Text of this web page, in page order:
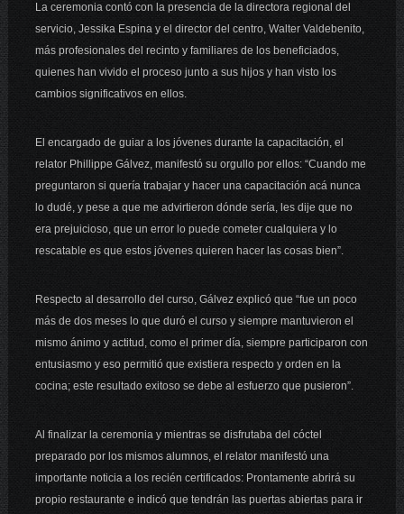
La ceremonia contó con la presencia de la directora regional del
servicio, Jessika Espina y el director del centro, Walter Valdebenito,
más profesionales del recinto y familiares de los beneficiados,
quienes han vivido el proceso junto a sus hijos y han visto los
cambios significativos en ellos.
El encargado de guiar a los jóvenes durante la capacitación, el
relator Phillippe Gálvez, manifestó su orgullo por ellos: “Cuando me
preguntaron si quería trabajar y hacer una capacitación acá nunca
lo dudé, y pese a que me advirtieron dónde sería, les dije que no
era prejuicioso, que un error lo puede cometer cualquiera y lo
rescatable es que estos jóvenes quieren hacer las cosas bien”.
Respecto al desarrollo del curso, Gálvez explicó que “fue un poco
más de dos meses lo que duró el curso y siempre mantuvieron el
mismo ánimo y actitud, como el primer día, siempre participaron con
entusiasmo y eso permitió que existiera respecto y orden en la
cocina; este resultado exitoso se debe al esfuerzo que pusieron”.
Al finalizar la ceremonia y mientras se disfrutaba del cóctel
preparado por los mismos alumnos, el relator manifestó una
importante noticia a los recién certificados: Prontamente abrirá su
propio restaurante e indicó que tendrán las puertas abiertas para ir